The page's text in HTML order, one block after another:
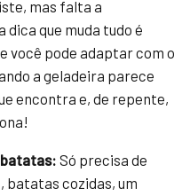
mas falta a
dica que muda tudo é
você pode adaptar com o
a geladeira parece
encontra e, de repente,
Só precisa de
batatas cozidas, um